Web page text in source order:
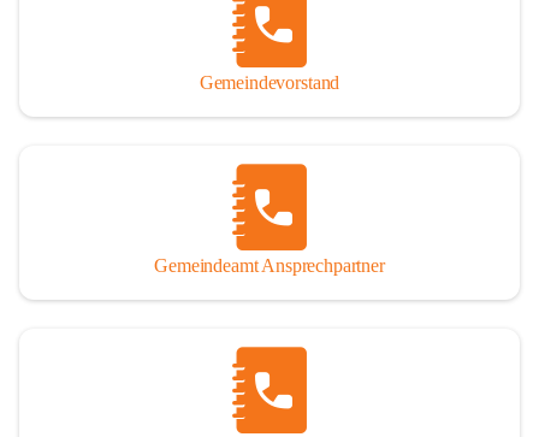
Gemeindevorstand
Gemeindeamt Ansprechpartner